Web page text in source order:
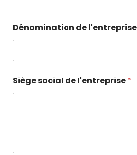
Dénomination de l'entreprise
Siège social de l'entreprise*